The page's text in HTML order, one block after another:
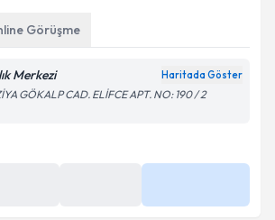
Görüşme
Merkezi Haritada Göster
GÖKALP CAD. ELİFCE APT. NO: 190 / 2